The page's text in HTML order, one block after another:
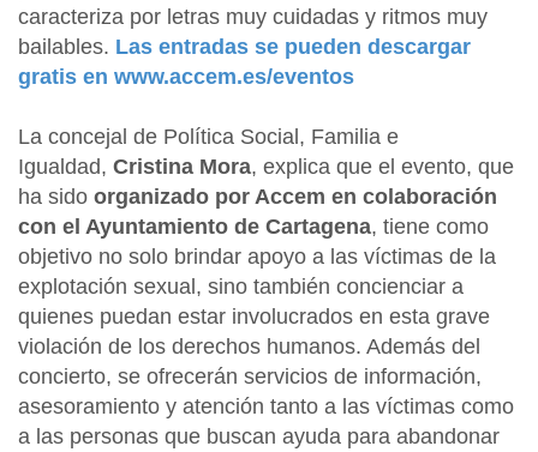
caracteriza por letras muy cuidadas y ritmos muy
bailables. Las entradas se pueden descargar
gratis en www.accem.es/eventos
La concejal de Política Social, Familia e
Igualdad, Cristina Mora, explica que el evento, que
ha sido organizado por Accem en colaboración
con el Ayuntamiento de Cartagena, tiene como
objetivo no solo brindar apoyo a las víctimas de la
explotación sexual, sino también concienciar a
quienes puedan estar involucrados en esta grave
violación de los derechos humanos. Además del
concierto, se ofrecerán servicios de información,
asesoramiento y atención tanto a las víctimas como
a las personas que buscan ayuda para abandonar